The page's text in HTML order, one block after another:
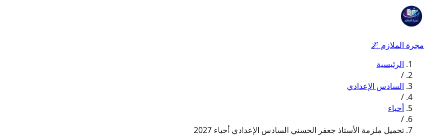
مجرة الملازم 🌌
الرئيسية
/
السادس الإعدادي
/
أحياء
/
تحميل ملزمة الأستاذ جعفر الحسني السادس الإعدادي أحياء 2027